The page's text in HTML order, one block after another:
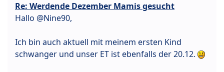
Re: Werdende Dezember Mamis gesucht
Hallo @Nine90,
Ich bin auch aktuell mit meinem ersten Kind
schwanger und unser ET ist ebenfalls der 20.12.